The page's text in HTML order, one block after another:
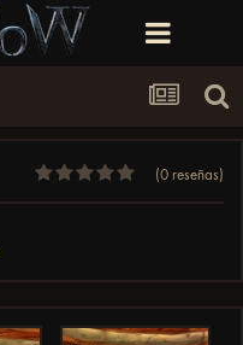
(0 reseñas)